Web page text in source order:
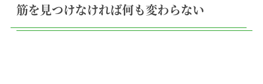
筋を見つけなければ何も変わらない